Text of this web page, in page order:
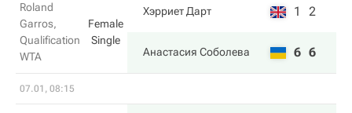
Roland
Garros,
Qualification
WTA
Female
Single
Хэрриет Дарт 1 2
Анастасия Соболева 6 6
07.01, 08:15